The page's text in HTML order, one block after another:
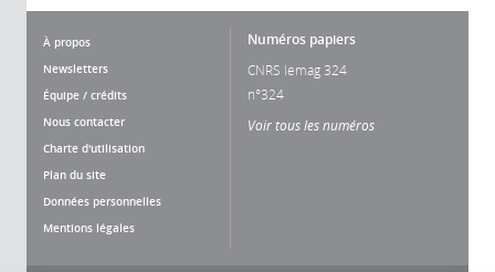
À propos
Newsletters
Équipe / crédits
Nous contacter
Charte d'utilisation
Plan du site
Données personnelles
Mentions légales
Numéros papiers
CNRS lemag 324
n°324
Voir tous les numéros